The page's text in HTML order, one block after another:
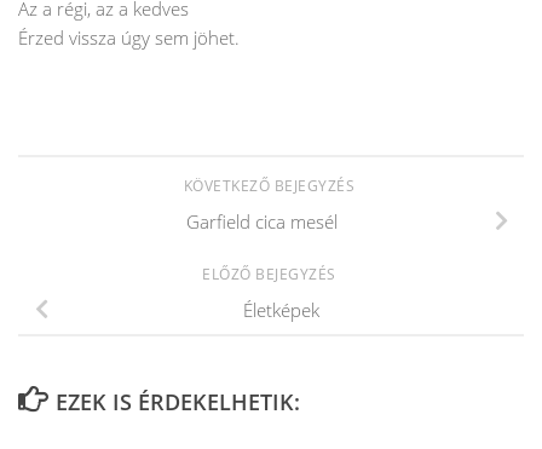
Az a régi, az a kedves
Érzed vissza úgy sem jöhet.
KÖVETKEZŐ BEJEGYZÉS
Garfield cica mesél
ELŐZŐ BEJEGYZÉS
Életképek
EZEK IS ÉRDEKELHETIK: